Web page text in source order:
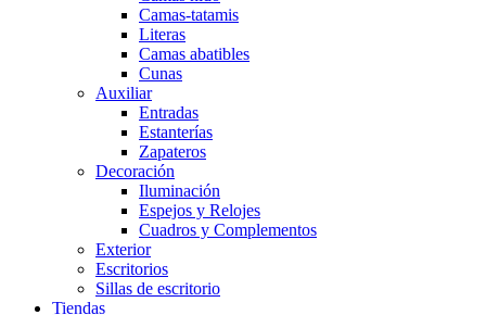
Camas-tatamis
Literas
Camas abatibles
Cunas
Auxiliar
Entradas
Estanterías
Zapateros
Decoración
Iluminación
Espejos y Relojes
Cuadros y Complementos
Exterior
Escritorios
Sillas de escritorio
Tiendas